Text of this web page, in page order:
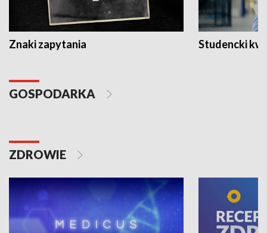
Znaki zapytania Studencki
GOSPODARKA
ZDROWIE